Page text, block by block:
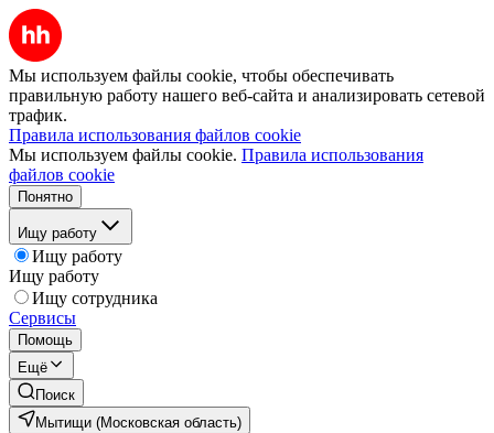
Мы используем файлы cookie, чтобы обеспечивать
правильную работу нашего веб-сайта и анализировать сетевой
трафик.
Правила использования файлов cookie
Мы используем файлы cookie. Правила использования
файлов cookie
Понятно
Ищу работу
Ищу работу
Ищу работу
Ищу сотрудника
Сервисы
Помощь
Ещё
Поиск
Мытищи (Московская область)